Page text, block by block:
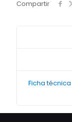
Compartir
Ficha técnica